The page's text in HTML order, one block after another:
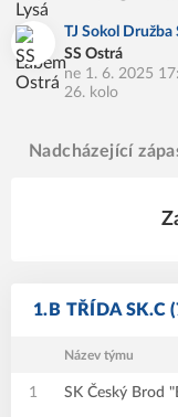
TJ Sokol Družba
SS Ostrá
ne 1. 6. 2025
26. kolo
Nadcházející
1.B TŘÍDA SK.C
Název týmu
1 SK Český Brod